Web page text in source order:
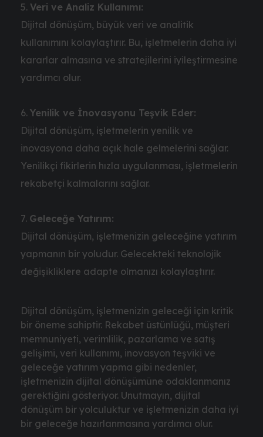
Veri ve Analiz Kullanımı:
Dijital dönüşüm, büyük veri ve analitik
kullanımını kolaylaştırır. Bu, işletmelerin daha iyi
kararlar almasına ve stratejilerini iyileştirmesine
yardımcı olur.
Yenilik ve İnovasyonu Teşvik Eder:
Dijital dönüşüm, işletmelerin yenilik ve
inovasyona daha açık hale gelmelerini sağlar.
Yenilikçi fikirlerin hızla uygulanması, işletmelerin
rekabetçi kalmalarını sağlar.
Geleceğe Yatırım:
Dijital dönüşüm, işletmenizin geleceğine yatırım
yapmanın bir yoludur. Gelecekteki teknolojik
değişikliklere adapte olmanızı kolaylaştırır.
Dijital dönüşüm, işletmenizin geleceği için kritik
bir öneme sahiptir. Rekabet üstünlüğü, müşteri
memnuniyeti, verimlilik, pazarlama ve satış
gelişimi, veri kullanımı, inovasyon teşviki ve
geleceğe yatırım yapma gibi nedenler,
işletmenizin dijital dönüşümüne odaklanmanız
gerektiğini gösteriyor. Unutmayın, dijital
dönüşüm bir yolculuktur ve işletmenizin daha iyi
bir geleceğe hazırlanmasına yardımcı olur.